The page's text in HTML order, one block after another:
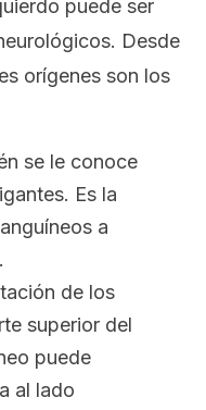
puede ser
Desde
orígenes son los
se le conoce
Es la
a
de los
superior del
puede
al lado